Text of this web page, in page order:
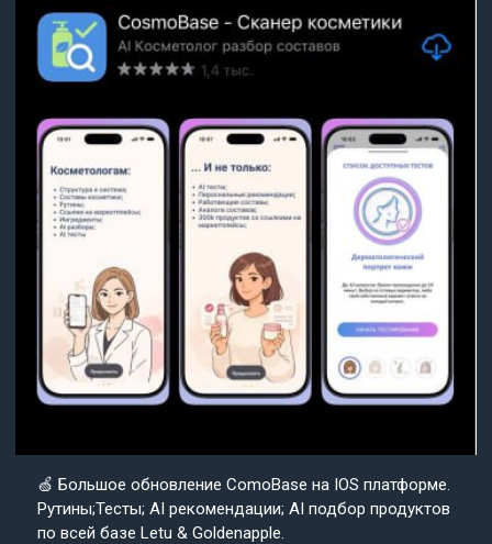
🍏 Большое обновление ComoBase на IOS платформе.
Рутины;Тесты; AI рекомендации; AI подбор продуктов
по всей базе Letu & Goldenapple.